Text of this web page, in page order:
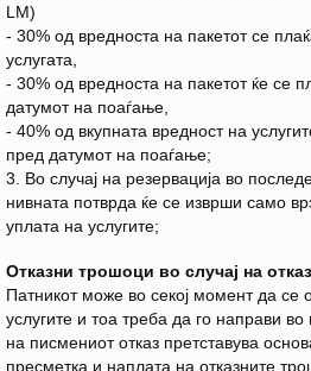
LM)
- 30% од вредноста на пакетот се
услугата,
- 30% од вредноста на пакетот ќе се
датумот на поаѓање,
- 40% од вкупната вредност на
пред датумот на поаѓање;
3. Во случај на резервација во
нивната потврда ќе се изврши само
уплата на услугите;
Отказни трошоци во случај на
Патникот може во секој момент да се
услугите и тоа треба да го направи
на писмениот отказ претставува
пресметка и наплата на отказните